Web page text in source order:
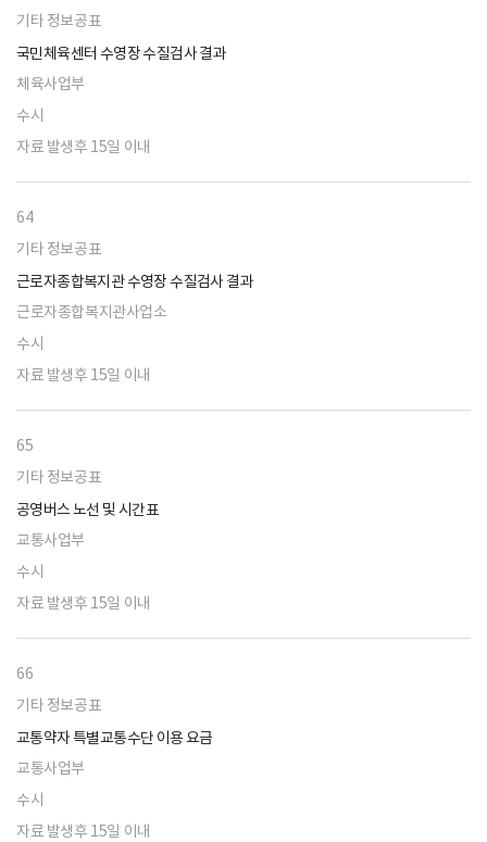
기타 정보공표
국민체육센터 수영장 수질검사 결과
체육사업부
수시
자료 발생후 15일 이내
64
기타 정보공표
근로자종합복지관 수영장 수질검사 결과
근로자종합복지관사업소
수시
자료 발생후 15일 이내
65
기타 정보공표
공영버스 노선 및 시간표
교통사업부
수시
자료 발생후 15일 이내
66
기타 정보공표
교통약자 특별교통수단 이용 요금
교통사업부
수시
자료 발생후 15일 이내